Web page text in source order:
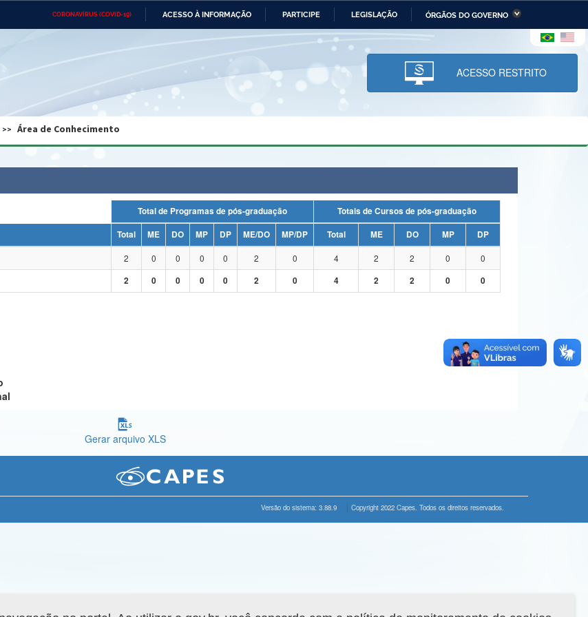
CORONAVÍRUS (COVID-19) ACESSO À INFORMAÇÃO PARTICIPE LEGISLAÇÃO ÓRGÃOS DO GOVERNO
Ministério das Relações Ministério da Economia Ministério da Infraestrutura
Ministério da Ciência,
Tecnologia, Inovações e
Comunicações
Ministério do Desenvolvimento
e dos Direitos Humanos
Geral da União Banco Central do Brasil Planalto
ACESSO RESTRITO
Área de Conhecimento
Total de Programas de pós-graduação
Totais de Cursos de pós-graduação
Total ME DO MP DP ME/DO MP/DP Total ME DO MP
DP
2 0 0 0 0 2 0 4 2 2 0
0
2 0 0 0 0 2 0 4 2 2 0 0
Gerar arquivo XLS
Versão do sistema: 3.88.9 Copyright 2022 Capes. Todos os direitos reservados.